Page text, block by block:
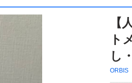
【
ト
し
ORBIS